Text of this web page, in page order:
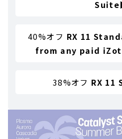
Suite
40%オフ RX 11
from any paid
38%オフ RX 11